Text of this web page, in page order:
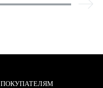
ПОКУПАТЕЛЯМ